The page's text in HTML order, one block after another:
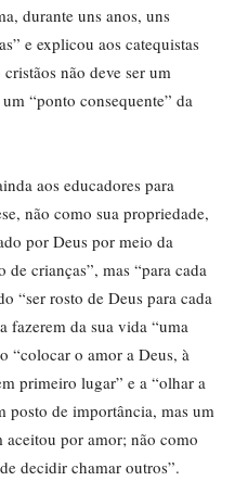
durante uns anos, uns
e explicou aos catequistas
não deve ser um
“ponto consequente” da
aos educadores para
não como sua propriedade,
por Deus por meio da
crianças”, mas “para cada
“ser rosto de Deus para cada
fazerem da sua vida “uma
“colocar o amor a Deus, à
primeiro lugar” e a “olhar a
posto de importância, mas um
aceitou por amor; não como
decidir chamar outros”.